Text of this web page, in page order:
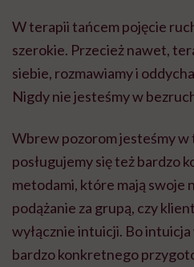
W terapii tańcem pojęcie
szerokie. Przecież nawet,
siebie, rozmawiamy i
Nigdy nie jesteśmy w
Wbrew pozorom jesteśmy w
posługujemy się też bardzo
metodami, które mają swoje
podążanie za grupą, czy
wyłącznieintuicji. Bo intuicja
bardzo konkretnego